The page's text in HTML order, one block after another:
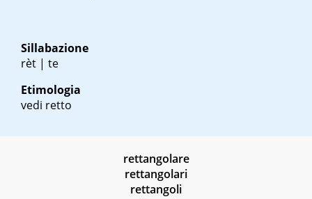
Sillabazione
rèt | te
Etimologia
vedi retto
rettangolare
rettangolari
rettangoli